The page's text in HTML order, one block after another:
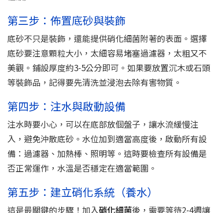
第三步：佈置底砂與裝飾
底砂不只是裝飾，還能提供硝化細菌附著的表面。選擇
底砂要注意顆粒大小，太細容易堵塞過濾器，太粗又不
美觀。鋪設厚度約3-5公分即可。如果要放置沉木或石頭
等裝飾品，記得要先清洗並浸泡去除有害物質。
第四步：注水與啟動設備
注水時要小心，可以在底部放個盤子，讓水流緩慢注
入，避免沖散底砂。水位加到適當高度後，啟動所有設
備：過濾器、加熱棒、照明等。這時要檢查所有設備是
否正常運作，水溫是否穩定在適當範圍。
第五步：建立硝化系統（養水）
這是最關鍵的步驟！加入硝化細菌後，需要等待2-4週讓